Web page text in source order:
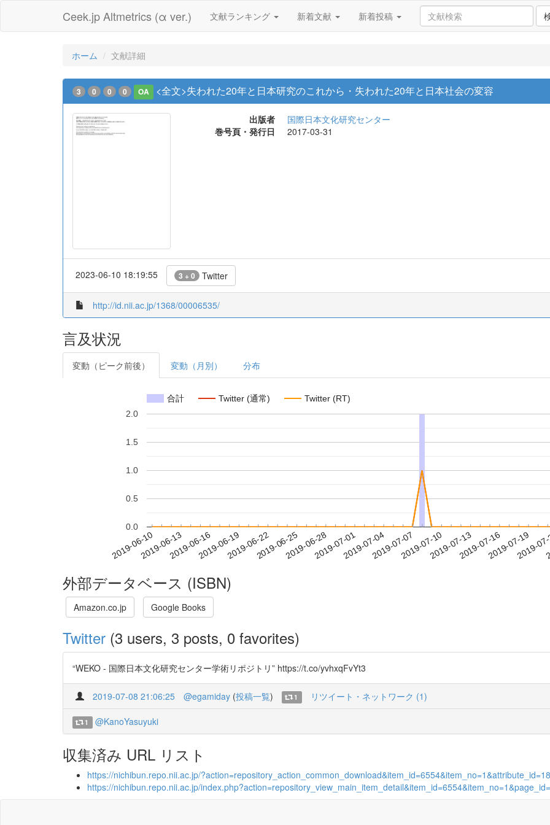
Ceek.jp Altmetrics (α ver.) 文献ランキング 新着文献 新着投稿
ホーム 文献詳細
3 0 0 0 OA <全文>失われた20年と日本研究のこれから・失われた20年と日本社会の変容
出版者
国際日本文化研究センター
巻号頁・発行日
2017-03-31
2023-06-10 18:19:55 3 + 0 Twitter
http://id.nii.ac.jp/1368/00006535/
言及状況
変動（ピーク前後） 変動（月別） 分布
合計 Twitter (通常) Twitter (RT)
2019-06-102019-06-132019-06-162019-06-192019-06-222019-06-252019-06-282019-07-012019-07-042019-07-072019-07-102019-07-132019-07-162019-07-19
2019-
0.0
0.5
1.0
1.5
2.0
外部データベース (ISBN)
Amazon.co.jp Google Books
Twitter (3 users, 3 posts, 0 favorites)
“WEKO - 国際日本文化研究センター学術リポジトリ” https://t.co/yvhxqFvYt3
2019-07-08 21:06:25 @egamiday (投稿一覧) 1 リツイート・ネットワーク (1)
1 @KanoYasuyuki
収集済み URL リスト
https://nichibun.repo.nii.ac.jp/
https://nichibun.repo.nii.ac.jp/